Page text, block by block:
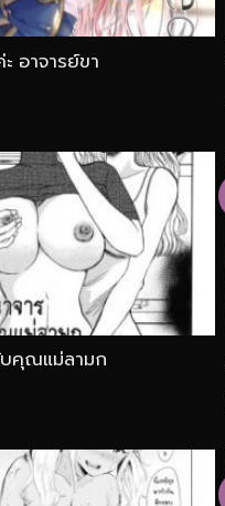
อาจารย์ขา
บคุณแม่ลามก